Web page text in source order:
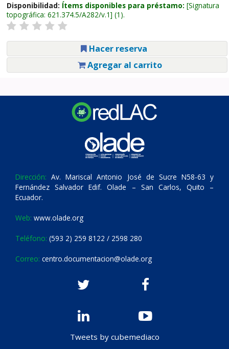
Disponibilidad: Ítems disponibles para préstamo: Signatura
topográfica: 621.374.5/A282/v.1 (1).
Hacer reserva
Agregar al carrito
Dirección: Av. Mariscal Antonio José de Sucre N58-63 y
Fernández Salvador Edif. Olade – San Carlos, Quito –
Ecuador.
Web: www.olade.org
Teléfono: (593 2) 259 8122 / 2598 280
Correo: centro.documentacion@olade.org
Tweets by cubemediaco